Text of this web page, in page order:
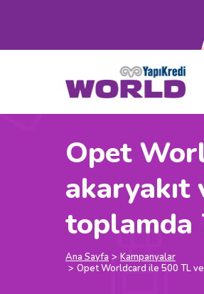
Opet
akaryakıt
toplamda
Ana Sayfa
Kampanyalar
Opet Worldcard ile 500 TL ve